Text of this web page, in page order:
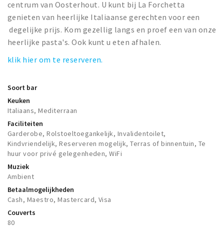
Sport
Privacy
Inloggen
centrum van Oosterhout. U kunt bij La Forchetta
genieten van heerlijke Italiaanse gerechten voor een
degelijke prijs. Kom gezellig langs en proef een van onze
heerlijke pasta's. Ook kunt u eten afhalen.
klik hier om te reserveren.
Soort bar
Keuken
Italiaans, Mediterraan
Faciliteiten
Garderobe, Rolstoeltoegankelijk, Invalidentoilet,
Kindvriendelijk, Reserveren mogelijk, Terras of binnentuin, Te
huur voor privé gelegenheden, WiFi
Muziek
Ambient
Betaalmogelijkheden
Cash, Maestro, Mastercard, Visa
Couverts
80